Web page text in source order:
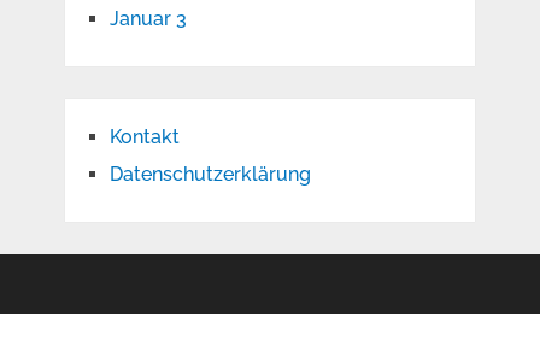
Januar 3
Kontakt
Datenschutzerklärung